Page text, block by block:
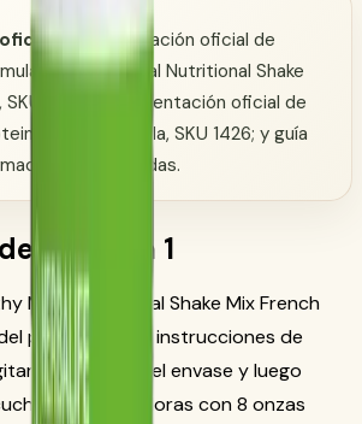
documentación oficial de
1 Healthy Meal Nutritional Shake
SKU 3106; documentación oficial de
Drink Mix Vanilla, SKU 1426; y guía
apropiadas.
Formula 1
Meal Nutritional Shake Mix French
producto. Las instrucciones de
suavemente el envase y luego
medidoras con 8 onzas